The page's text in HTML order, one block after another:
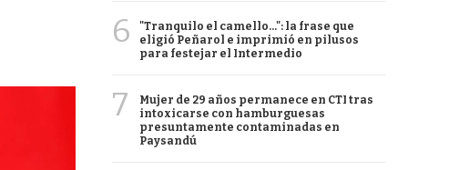
6
"Tranquilo el camello...": la frase que
eligió Peñarol e imprimió en pilusos
para festejar el Intermedio
7
Mujer de 29 años permanece en CTI tras
intoxicarse con hamburguesas
presuntamente contaminadas en
Paysandú